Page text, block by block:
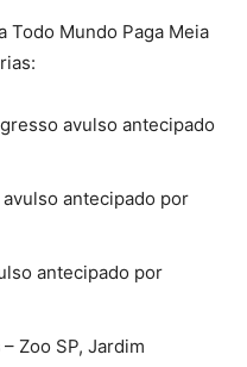
Todo Mundo Paga Meia
avulso antecipado
antecipado por
antecipado por
– Zoo SP, Jardim